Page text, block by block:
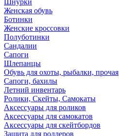
Шнурки
Женская обувь
Ботинки
Женские кроссовки
Полуботинки
Сандалии
Сапоги
Шлепанцы
Обувь для охоты, рыбалки, прочая
Сапоги, бахилы
Летний инвентарь
Ролики, Скейты, Самокаты
Аксессуары для роликов
Аксессуары для самокатов
Аксессуары для скейтбордов
Защита для роллеров